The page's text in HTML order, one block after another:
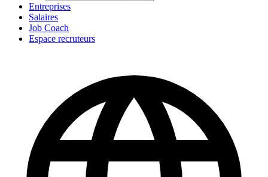
Entreprises
Salaires
Job Coach
Espace recruteurs